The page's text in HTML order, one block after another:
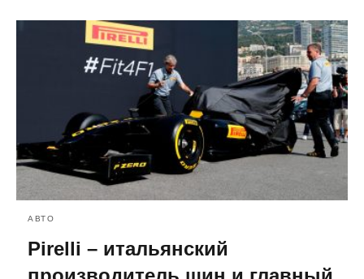
АВТО
Pirelli – итальянский